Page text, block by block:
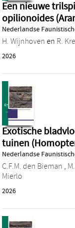
Een nieuwe
opilionoides
Nederlandse
H. Wijnhoven en R.
2026
Exotische
tuinen
Nederlandse
C.F.M. den Bieman ,
Mierlo
2026